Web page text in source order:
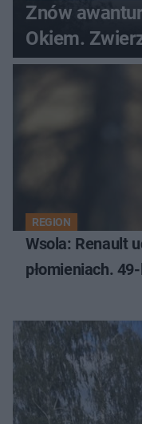
Znów
Okiem.
REGION
Wsola: Renault
płomieniach.